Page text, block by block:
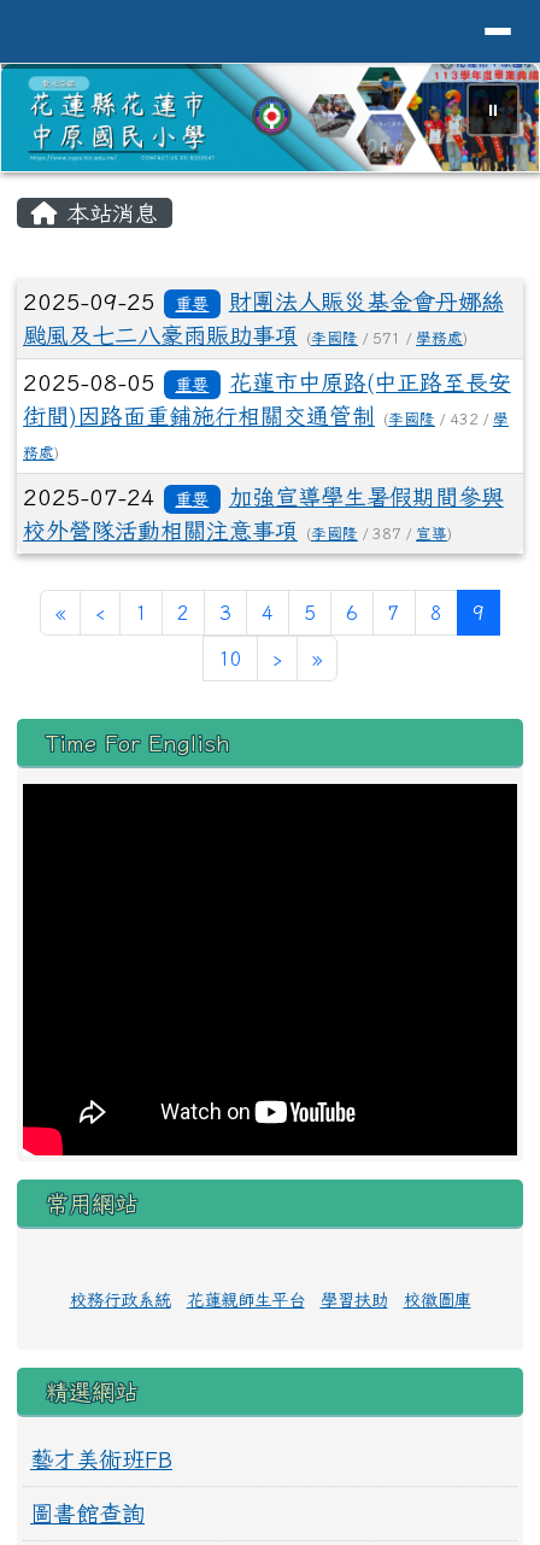
花蓮縣花蓮市中原國小全球資訊
⏸
本站消息
文章列表
2025-09-25 重要
財團法人賑災基金會丹娜絲
颱風及七二八豪雨賑助事項
(李國隆 / 571 / 學務處)
2025-08-05 重要
花蓮市中原路(中正路至長安
街間)因路面重鋪施行相關交通管制
(李國隆 / 432 / 學
務處)
2025-07-24 重要
加強宣導學生暑假期間參與
校外營隊活動相關注意事項
(李國隆 / 387 / 宣導)
«第一頁
‹ 上一頁
1 2 3 4 5 6 7 8 9
10 ›下一頁
»最後頁
左邊區域內容
Time For English
常用網站
校務行政系統 花蓮親師生平台 學習扶助 校徽圖庫
精選網站
藝才美術班FB
圖書館查詢